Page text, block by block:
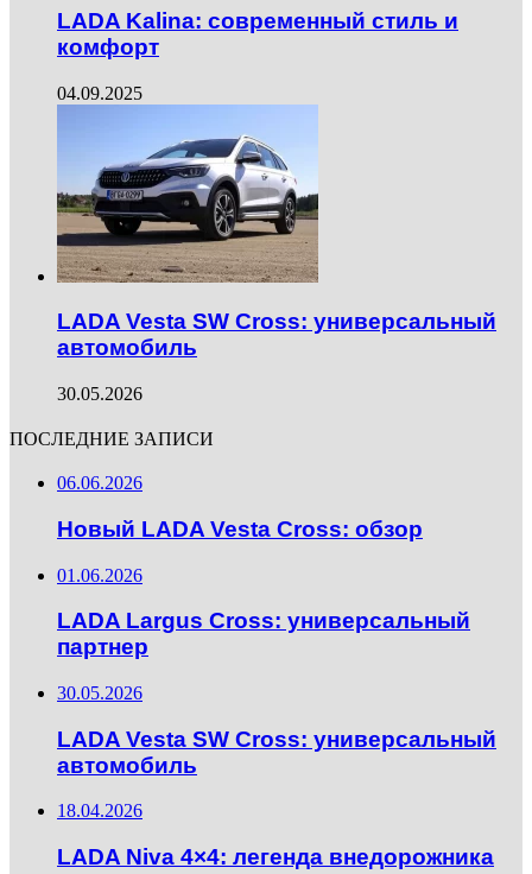
LADA Kalina: современный стиль и
комфорт
04.09.2025
LADA Vesta SW Cross: универсальный
автомобиль
30.05.2026
ПОСЛЕДНИЕ ЗАПИСИ
06.06.2026
Новый LADA Vesta Cross: обзор
01.06.2026
LADA Largus Cross: универсальный
партнер
30.05.2026
LADA Vesta SW Cross: универсальный
автомобиль
18.04.2026
LADA Niva 4×4: легенда внедорожника